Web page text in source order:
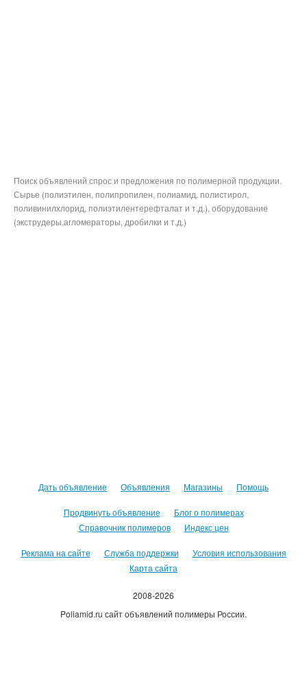
Поиск объявлений спрос и предложения по полимерной продукции.
Сырье (полиэтилен, полипропилен, полиамид, полистирол,
поливинилхлорид, полиэтилентерефталат и т.д.), оборудование
(экструдеры,агломераторы, дробилки и т.д.)
Дать объявление Объявления Магазины Помощь
Продвинуть объявление
Блог о полимерах
Справочник полимеров
Индекс цен
Реклама на сайте Служба поддержки
Условия использования
Карта сайта
2008-2026
Poliamid.ru сайт объявлений полимеры России.